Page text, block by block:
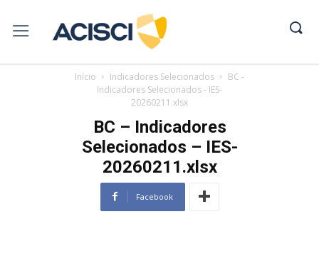
Início Indicadores Selecionados
BC -
Indicadores Selecionados - IES-
20260211.xlsx
BC – Indicadores
Selecionados – IES-
20260211.xlsx
Facebook